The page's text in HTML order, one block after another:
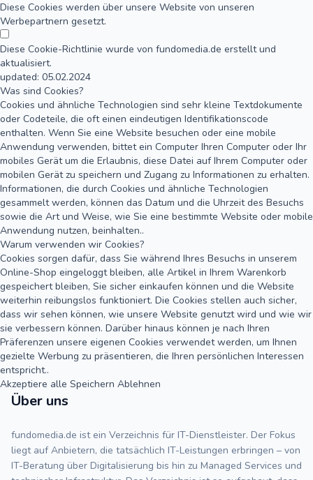
Diese Cookies werden über unsere Website von unseren
Werbepartnern gesetzt.
Diese Cookie-Richtlinie wurde von fundomedia.de erstellt und
aktualisiert.
updated: 05.02.2024
Was sind Cookies?
Cookies und ähnliche Technologien sind sehr kleine Textdokumente
oder Codeteile, die oft einen eindeutigen Identifikationscode
enthalten. Wenn Sie eine Website besuchen oder eine mobile
Anwendung verwenden, bittet ein Computer Ihren Computer oder Ihr
mobiles Gerät um die Erlaubnis, diese Datei auf Ihrem Computer oder
mobilen Gerät zu speichern und Zugang zu Informationen zu erhalten.
Informationen, die durch Cookies und ähnliche Technologien
gesammelt werden, können das Datum und die Uhrzeit des Besuchs
sowie die Art und Weise, wie Sie eine bestimmte Website oder mobile
Anwendung nutzen, beinhalten..
Warum verwenden wir Cookies?
Cookies sorgen dafür, dass Sie während Ihres Besuchs in unserem
Online-Shop eingeloggt bleiben, alle Artikel in Ihrem Warenkorb
gespeichert bleiben, Sie sicher einkaufen können und die Website
weiterhin reibungslos funktioniert. Die Cookies stellen auch sicher,
dass wir sehen können, wie unsere Website genutzt wird und wie wir
sie verbessern können. Darüber hinaus können je nach Ihren
Präferenzen unsere eigenen Cookies verwendet werden, um Ihnen
gezielte Werbung zu präsentieren, die Ihren persönlichen Interessen
entspricht..
Akzeptiere alle Speichern Ablehnen
Über uns
fundomedia.de ist ein Verzeichnis für IT-Dienstleister. Der Fokus
liegt auf Anbietern, die tatsächlich IT-Leistungen erbringen – von
IT-Beratung über Digitalisierung bis hin zu Managed Services und